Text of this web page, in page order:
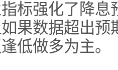
标强化了降
果数据超出
低做多为主。